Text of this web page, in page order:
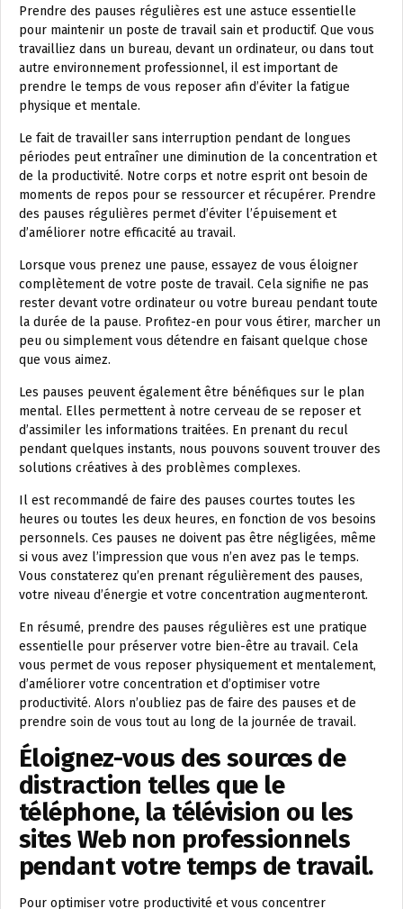
Prendre des pauses régulières est une astuce essentielle
pour maintenir un poste de travail sain et productif. Que vous
travailliez dans un bureau, devant un ordinateur, ou dans tout
autre environnement professionnel, il est important de
prendre le temps de vous reposer afin d’éviter la fatigue
physique et mentale.
Le fait de travailler sans interruption pendant de longues
périodes peut entraîner une diminution de la concentration et
de la productivité. Notre corps et notre esprit ont besoin de
moments de repos pour se ressourcer et récupérer. Prendre
des pauses régulières permet d’éviter l’épuisement et
d’améliorer notre efficacité au travail.
Lorsque vous prenez une pause, essayez de vous éloigner
complètement de votre poste de travail. Cela signifie ne pas
rester devant votre ordinateur ou votre bureau pendant toute
la durée de la pause. Profitez-en pour vous étirer, marcher un
peu ou simplement vous détendre en faisant quelque chose
que vous aimez.
Les pauses peuvent également être bénéfiques sur le plan
mental. Elles permettent à notre cerveau de se reposer et
d’assimiler les informations traitées. En prenant du recul
pendant quelques instants, nous pouvons souvent trouver des
solutions créatives à des problèmes complexes.
Il est recommandé de faire des pauses courtes toutes les
heures ou toutes les deux heures, en fonction de vos besoins
personnels. Ces pauses ne doivent pas être négligées, même
si vous avez l’impression que vous n’en avez pas le temps.
Vous constaterez qu’en prenant régulièrement des pauses,
votre niveau d’énergie et votre concentration augmenteront.
En résumé, prendre des pauses régulières est une pratique
essentielle pour préserver votre bien-être au travail. Cela
vous permet de vous reposer physiquement et mentalement,
d’améliorer votre concentration et d’optimiser votre
productivité. Alors n’oubliez pas de faire des pauses et de
prendre soin de vous tout au long de la journée de travail.
Éloignez-vous des sources de
distraction telles que le
téléphone, la télévision ou les
sites Web non professionnels
pendant votre temps de travail.
Pour optimiser votre productivité et vous concentrer